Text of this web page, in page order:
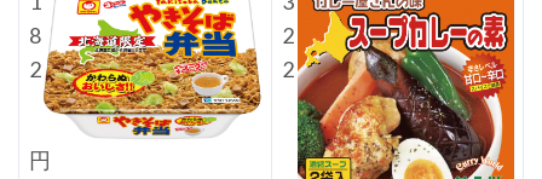
8
2
円
2
2